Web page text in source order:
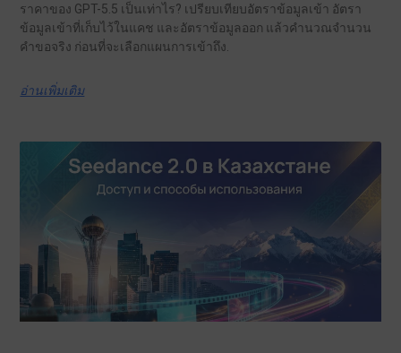
ราคาของ GPT-5.5 เป็นเท่าไร? เปรียบเทียบอัตราข้อมูลเข้า อัตรา
ข้อมูลเข้าที่เก็บไว้ในแคช และอัตราข้อมูลออก แล้วคำนวณจำนวน
คำขอจริง ก่อนที่จะเลือกแผนการเข้าถึง.
อ่านเพิ่มเติม